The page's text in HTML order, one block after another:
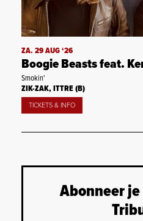
ZA. 29 AUG ‘26
Boogie Beasts feat.
Smokin'
ZIK-ZAK, ITTRE (B)
TICKETS & INFO
Abonneer je